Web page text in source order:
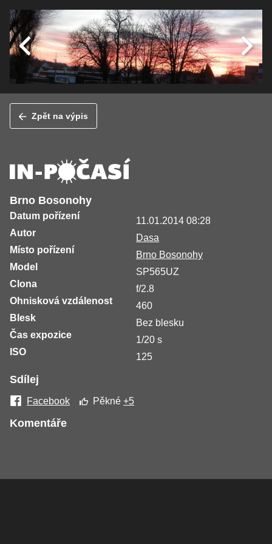
Zpět na výpis
Brno Bosonohy
Datum pořízení
11.01.2014 08:28
Autor
Dasa
Místo pořízení
Brno Bosonohy
Model
SP565UZ
Clona
f/2.8
Ohnisková vzdálenost
460
Blesk
Bez blesku
Čas expozice
1/20 s
ISO
125
Sdílej
Facebook Pěkné+5
Komentáře